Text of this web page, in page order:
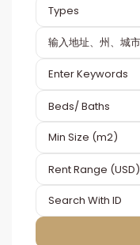
Types
Beds/ Baths
Rent Range (USD)